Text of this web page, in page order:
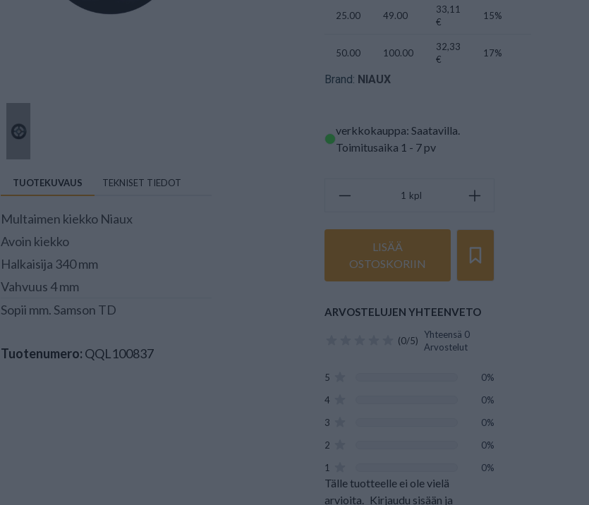
TUOTEKUVAUS TEKNISET TIEDOT
Multaimen kiekko Niaux
Avoin kiekko
Halkaisija 340 mm
Vahvuus 4 mm
Sopii mm. Samson TD
Tuotenumero: QQL100837
25.00 49.00
33,11
€
15%
50.00 100.00
32,33
€
17%
Brand: NIAUX
verkkokauppa: Saatavilla.
Toimitusaika 1 - 7 pv
kpl
LISÄÄ
OSTOSKORIIN
ARVOSTELUJEN YHTEENVETO
(0/5)
Yhteensä 0
Arvostelut
5
0%
4
0%
3
0%
2
0%
1
0%
Tälle tuotteelle ei ole vielä
arvioita. Kirjaudu sisään ja